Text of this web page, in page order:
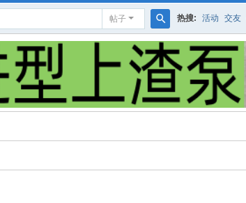
帖子
搜
索
热搜: 活动 交友